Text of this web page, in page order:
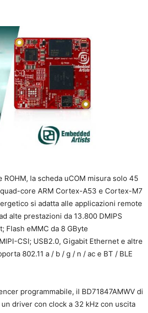
la scheda uCOM misura solo 45
core ARM Cortex-A53 e Cortex-M7
si adatta alle applicazioni remote
alte prestazioni da 13.800 DMIPS
Flash eMMC da 8 GByte
CSI; USB2.0, Gigabit Ethernet e altre
802.11 a / b / g / n / ac e BT / BLE
programmabile, il BD71847AMWV di
driver con clock a 32 kHz con uscita